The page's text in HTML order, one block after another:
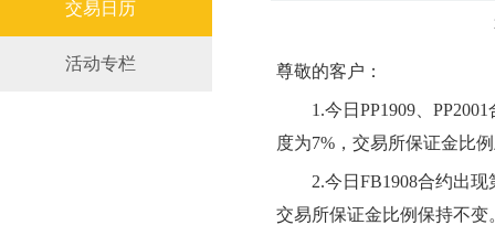
交易日历
活动专栏 尊敬的客户：
1.今日 PP1909、PP2001
度为7%，交易所保证金比例
2.今日 FB1908合约出现
交易所保证金比例保持不变